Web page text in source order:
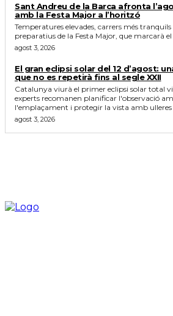
Sant Andreu de la Barca afronta
amb la Festa Major a l’horitzó
Temperatures elevades, carrers més
preparatius de la Festa Major, que marcarà
agost 3, 2026
El gran eclipsi solar del 12 d’agost:
que no es repetirà fins al segle XXII
Catalunya viurà el primer eclipsi solar total
experts recomanen planificar l'observació
l'emplaçament i protegir la vista amb ulleres
agost 3, 2026